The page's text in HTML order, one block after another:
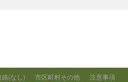
(なし) 市区町村その他 注意事項